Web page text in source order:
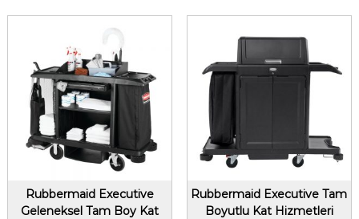
Rubbermaid Executive
Geleneksel Tam Boy Kat
Rubbermaid Executive Tam
Boyutlu Kat Hizmetleri